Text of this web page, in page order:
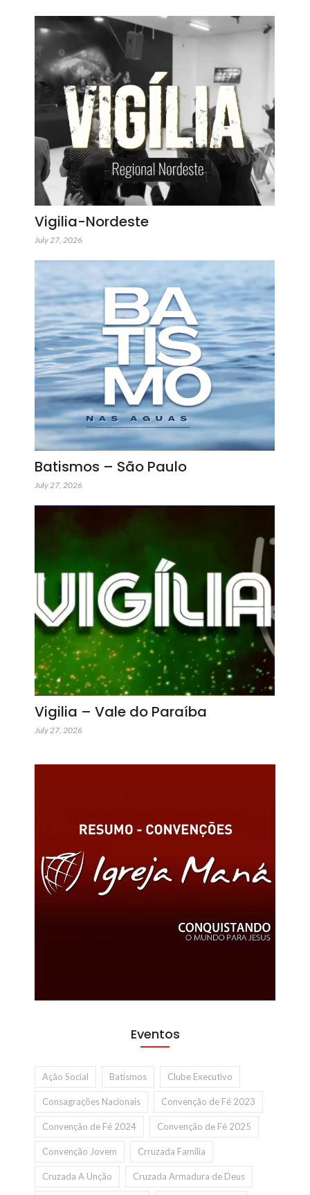
Vigilia-Nordeste
July 27, 2026
Batismos – São Paulo
July 27, 2026
Vigilia – Vale do Paraíba
July 27, 2026
Eventos
Ação Social Batismos Clube Executivo
Consagrações Nacionais Convenção de Fé 2023
Convenção de Fé 2024 Convenção de Fé 2025
Convenção Jovem Crruzada Familia
Cruzada A Unção Cruzada Armadura de Deus